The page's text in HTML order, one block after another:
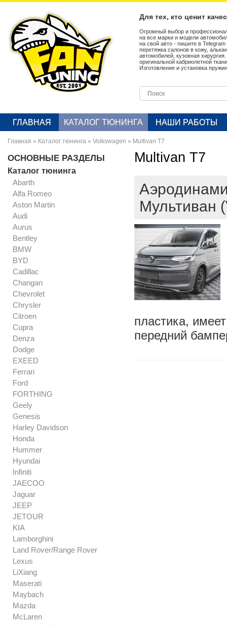
Для тех, кто ценит
Огромный выбор и
на все марки и модели
на свой авто - пишите в
перетяжка салонов в кожу,
автомобилей, кузовная
оригинальной кабриолетной
Изготовление и установка
ГЛАВНАЯ КАТАЛОГ ТЮНИНГА НАШИ РАБОТЫ
Главная » Каталог тюнинга » Volkswagen » Multivan T7
ОСНОВНЫЕ РАЗДЕЛЫ
Каталог тюнинга
Abarth
Alfa Romeo
Aston Martin
Audi
Aurus
Bentley
BMW
BYD
Cadillac
Changan
Chevrolet
Chrysler
Citroen
Cupra
Denza
Dodge
EXEED
Ferrari
Ford
FORTHING
Geely
Genesis
Harley Davidson
Honda
Hummer
Hyundai
Infiniti
JAECOO
Jaguar
JEEP
JETOUR
KIA
Lamborghini
Land Rover/Range Rover
Lexus
LiXiang
Maserati
Maybach
Mazda
McLaren
Multivan T7
Мультиван
пластика,
передний